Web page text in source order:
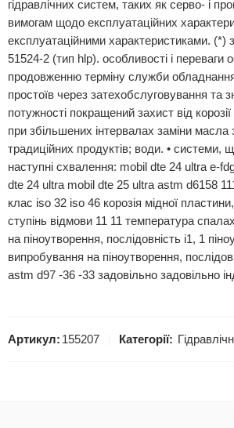
гідравлічних систем, таких як серво- і
вимогам щодо експлуатаційних
експлуатаційними характеристиками. (*)
51524-2 (тип hlp). особливості і переваги
продовженню терміну служби
простоїв через затехобслуговування та
потужності покращений захист від
при збільшених інтервалах заміни
традиційних продуктів; води. • системи,
наступні схвалення: mobil dte 24 ultra e-
dte 24 ultra mobil dte 25 ultra astm d6158
клас iso 32 iso 46 корозія мідної
ступінь відмови 11 11 температура
на піноутворення, послідовність i1, 1
випробування на піноутворення,
astm d97 -36 -33 задовільно задовільно
Артикул: 155207 Категорії: